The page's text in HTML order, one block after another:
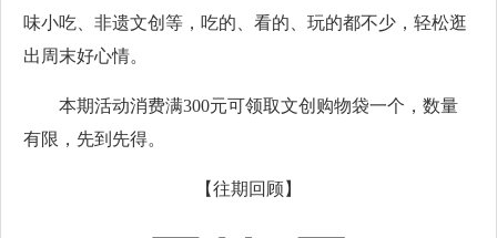
味小吃、非遗文创等，吃的、看的、玩的都不少，轻松逛
出周末好心情。
本期活动消费满300元可领取文创购物袋一个，数量
有限，先到先得。
【往期回顾】